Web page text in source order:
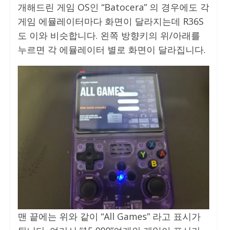
개해드린 게임 OS인 “Batocera” 의 경우에도 각
게임 에뮬레이터마다 화면이 달라지는데 R36S
도 이와 비슷합니다. 왼쪽 방향키의 위/아래를
누르면 각 에뮬레이터 별로 화면이 달라집니다.
맨 끝에는 위와 같이 “All Games” 라고 표시가